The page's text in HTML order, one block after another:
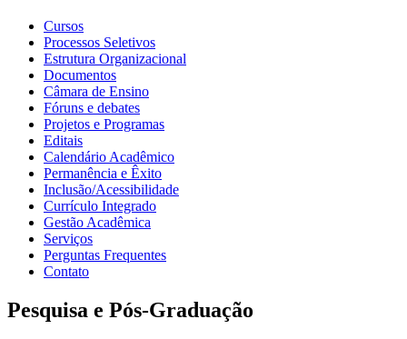
Cursos
Processos Seletivos
Estrutura Organizacional
Documentos
Câmara de Ensino
Fóruns e debates
Projetos e Programas
Editais
Calendário Acadêmico
Permanência e Êxito
Inclusão/Acessibilidade
Currículo Integrado
Gestão Acadêmica
Serviços
Perguntas Frequentes
Contato
Pesquisa e Pós-Graduação